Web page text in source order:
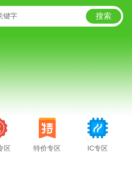
键字 搜索
区 特价专区 IC专区